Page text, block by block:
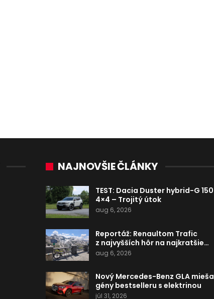
NAJNOVŠIE ČLÁNKY
TEST: Dacia Duster hybrid-G 150
4×4 – Trojitý útok
aug 6, 2026
Reportáž: Renaultom Trafic
z najvyšších hôr na najkratšie…
aug 6, 2026
Nový Mercedes-Benz GLA mieša
gény bestselleru s elektrinou
júl 31, 2026